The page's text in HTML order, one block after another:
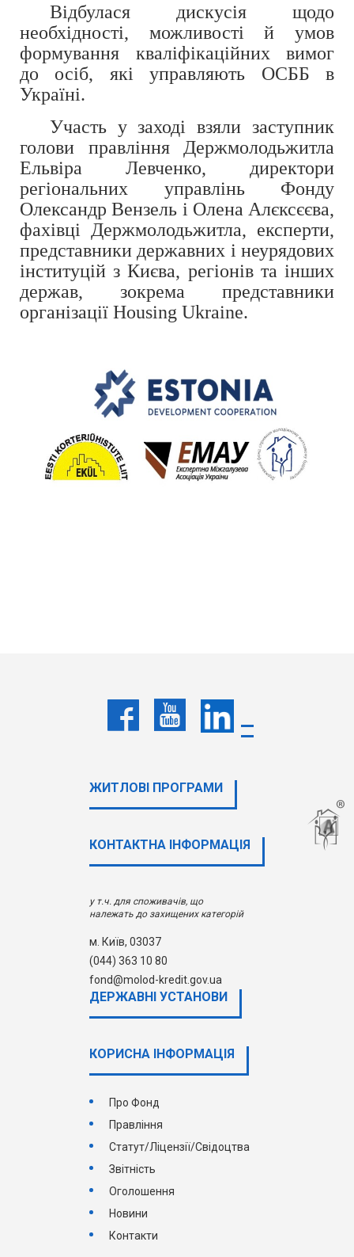
Відбулася дискусія щодо
необхідності, можливості й умов
формування кваліфікаційних вимог
до осіб, які управляють ОСББ в
Україні.
Участь у заході взяли заступник
голови правління Держмолодьжитла
Ельвіра Левченко, директори
регіональних управлінь Фонду
Олександр Вензель і Олена Алєксєєва,
фахівці Держмолодьжитла, експерти,
представники державних і неурядових
інституцій з Києва, регіонів та інших
держав, зокрема представники
організації Housing Ukraine.
ЖИТЛОВІ ПРОГРАМИ
КОНТАКТНА ІНФОРМАЦІЯ
у т.ч. для споживачів, що
належать до захищених категорій
м. Київ, 03037
(044) 363 10 80
fond@molod-kredit.gov.ua
ДЕРЖАВНI УСТАНОВИ
КОРИСНА ІНФОРМАЦІЯ
Про Фонд
Правління
Статут/Ліцензії/Свідоцтва
Звітність
Оголошення
Новини
Контакти